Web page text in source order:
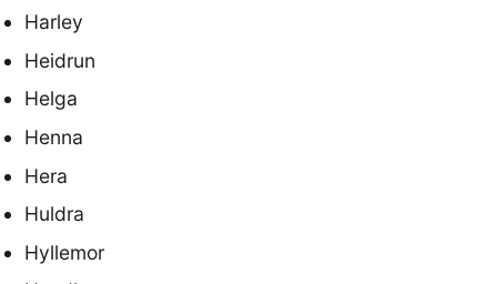
Harley
Heidrun
Helga
Henna
Hera
Huldra
Hyllemor